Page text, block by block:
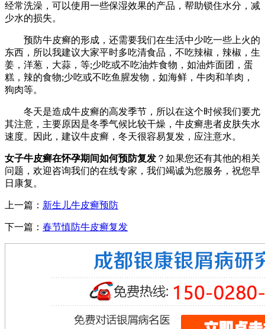
经常洗澡，可以使用一些保湿效果的产品，帮助锁住水分，减
少水的损失。
预防牛皮癣的形成，还需要我们在生活中少吃一些上火的
东西，所以我建议大家平时多吃清食品，不吃辣椒，辣椒，生
姜，洋葱，大蒜，等;少吃或不吃油炸食物，如油炸面团，蛋
糕，辣的食物;少吃或不吃鱼腥发物，如海鲜，牛肉和羊肉，
狗肉等。
冬天是造成牛皮癣的高发季节，所以在这个时候我们要尤
其注意，主要原因是冬季气候比较干燥，牛皮癣患者皮肤失水
速度。因此，建议牛皮癣，冬天很容易复发，应注意水。
女子牛皮癣在怀孕期间如何预防复发 ？如果您还有其他的相关
问题，欢迎咨询我们的在线专家，我们竭诚为您服务，祝您早
日康复。
上一篇： 新生儿牛皮癣预防
下一篇： 春节慎防牛皮癣复发